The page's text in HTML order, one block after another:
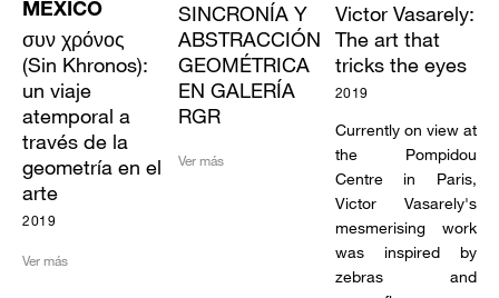
MÉXICO
συν χρόνος
(Sin Khronos):
un viaje
atemporal a
través de la
geometría en el
arte
2019
Ver más
SINCRONÍA Y
ABSTRACCIÓN
GEOMÉTRICA
EN GALERÍA
RGR
Ver más
Victor Vasarely:
The art that
tricks the eyes
2019
Currently on view at
the Pompidou
Centre in Paris,
Victor Vasarely's
mesmerising work
was inspired by
zebras and